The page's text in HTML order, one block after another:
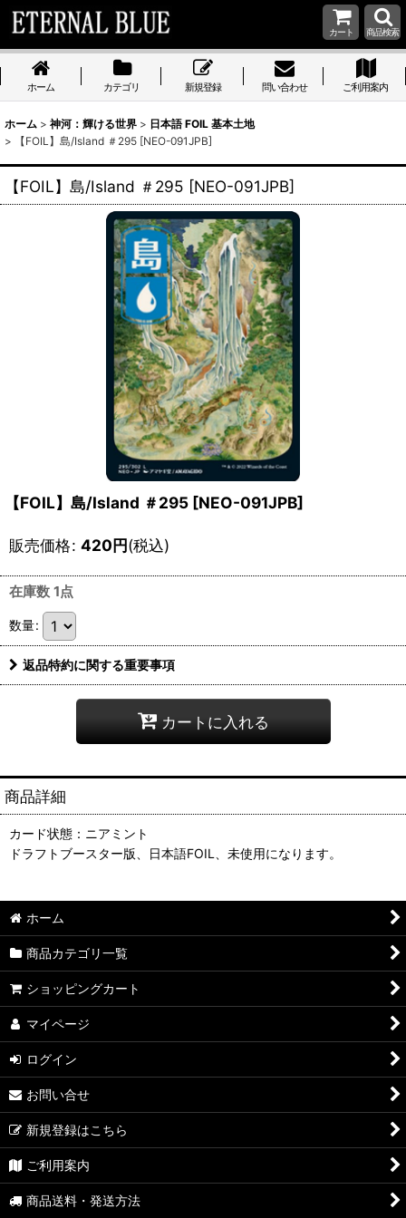
カート 商品検索
ホーム カテゴリ 新規登録 問い合わせ ご利用案内
ホーム > 神河：輝ける世界 > 日本語 FOIL 基本土地
>
【FOIL】島/Island ＃295 [NEO-091JPB]
【FOIL】島/Island ＃295 [NEO-091JPB]
【FOIL】島/Island ＃295 [NEO-091JPB]
販売価格: 420円(税込)
在庫数 1点
数量:
返品特約に関する重要事項
カートに入れる
商品詳細
カード状態：ニアミント
ドラフトブースター版、日本語FOIL、未使用になります。
ホーム
商品カテゴリ一覧
ショッピングカート
マイページ
ログイン
お問い合せ
新規登録はこちら
ご利用案内
商品送料・発送方法